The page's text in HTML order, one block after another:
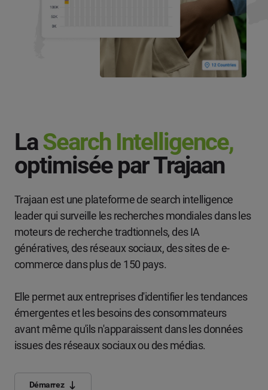
LaSearch Intelligence,
optimisée par Trajaan
Trajaan est une plateforme de search intelligence
leader qui surveille les recherches mondiales dans les
moteurs de recherche tradtionnels, des IA
génératives, des réseaux sociaux, des sites de e-
commerce dans plus de 150 pays.
Elle permet aux entreprises d'identifier les tendances
émergentes et les besoins des consommateurs
avant même qu'ils n'apparaissent dans les données
issues des réseaux sociaux ou des médias.
Démarrez